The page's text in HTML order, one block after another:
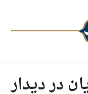
در دیدار